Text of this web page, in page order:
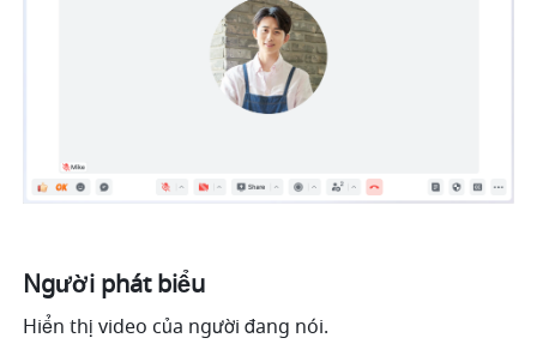
Người phát biểu
Hiển thị video của người đang nói.